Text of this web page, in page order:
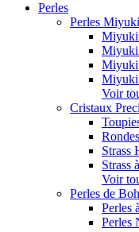
Perles
Perles
Miyuki
Miyuki
Miyuki
Miyuki
Voir
Cristaux
Strass
Strass
Voir
Perles de
Perles
Perles